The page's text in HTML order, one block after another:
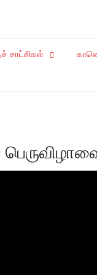
சாட்சிகள்